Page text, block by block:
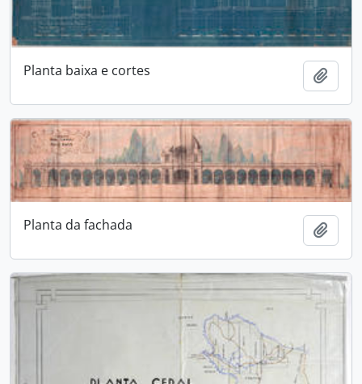
Planta baixa e cortes
Planta da fachada